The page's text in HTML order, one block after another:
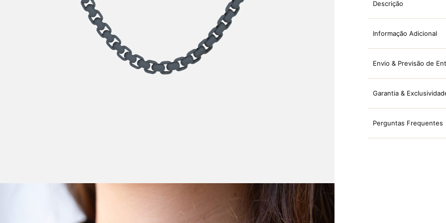
Descrição
Informação Adicional
Envio & Previsão de
Garantia &
Perguntas Frequentes